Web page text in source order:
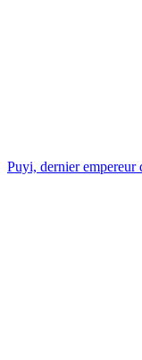
Puyi, dernier empereur